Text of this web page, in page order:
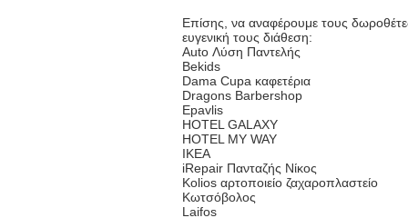
Επίσης, να αναφέρουμε τους
ευγενική τους διάθεση:
Auto Λύση Παντελής
Bekids
Dama Cupa καφετέρια
Dragons Barbershop
Epavlis
HOTEL GALAXY
HOTEL MY WAY
IKEA
iRepair Πανταζής Νίκος
Kolios αρτοποιείο ζαχαροπλαστείο
Kωτσόβολος
Laifos